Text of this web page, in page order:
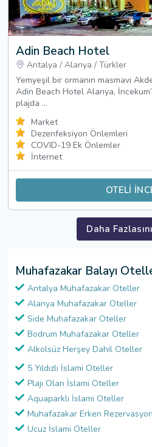
Adin Beach Hotel
Antalya / Alanya / Türkler
Yemyeşil bir ormanın masmavi
Adin Beach Hotel Alanya,
plajda ...
Market
Dezenfeksiyon Önlemleri
COVID-19 Ek Önlemler
İnternet
OTELİ
Daha
Muhafazakar Balayı
Antalya Muhafazakar Oteller
Alanya Muhafazakar Oteller
Side Muhafazakar Oteller
Bodrum Muhafazakar Oteller
Alkolsüz Herşey Dahil Oteller
5 Yıldızlı İslami Oteller
Plajı Olan İslami Oteller
Aquaparklı İslami Oteller
Muhafazakar Erken
Ucuz İslami Oteller